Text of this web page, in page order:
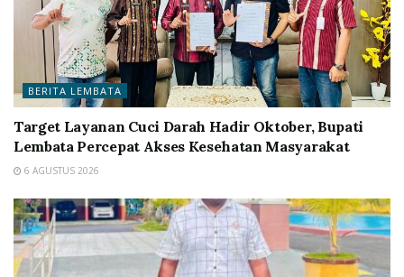
BERITA LEMBATA
Target Layanan Cuci Darah Hadir Oktober, Bupati
Lembata Percepat Akses Kesehatan Masyarakat
6 AGUSTUS 2026